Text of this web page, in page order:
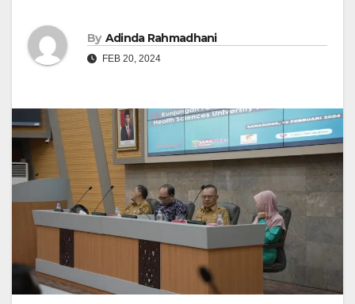
By Adinda Rahmadhani
FEB 20, 2024